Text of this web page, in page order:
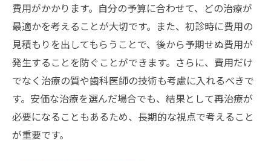
費用がかかります。自分の予算に合わせて、どの治療が
最適かを考えることが大切です。また、初診時に費用の
見積もりを出してもらうことで、後から予期せぬ費用が
発生することを防ぐことができます。さらに、費用だけ
でなく治療の質や歯科医師の技術も考慮に入れるべきで
す。安価な治療を選んだ場合でも、結果として再治療が
必要になることもあるため、長期的な視点で考えること
が重要です。